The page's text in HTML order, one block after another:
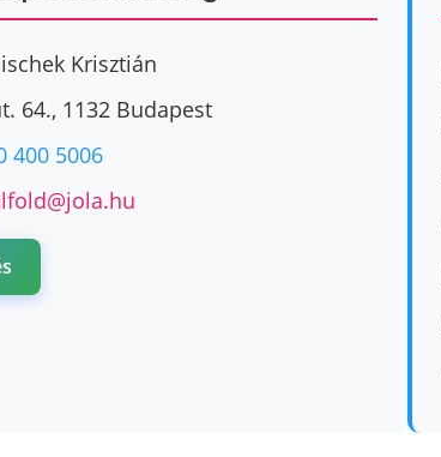
Krisztián
64., 1132 Budapest
400 5006